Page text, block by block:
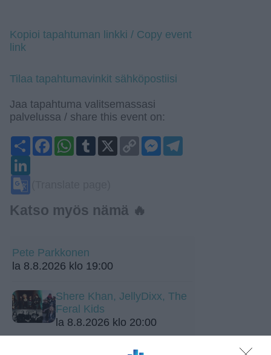
Kopioi tapahtuman linkki / Copy event
link
Tilaa tapahtumavinkit sähköpostiisi
Jaa tapahtuma valitsemassasi
palvelussa / share this event on:
ShareFacebookWhatsApp
Tumblr
X
Copy
Link
Messenger
Katso myös nämä 🔥
Pete Parkkonen
la 8.8.2026 klo 19:00
Shere Khan, JellyDixx, The
Feral Kids
la 8.8.2026 klo 20:00
Bar Loosen live-ilta